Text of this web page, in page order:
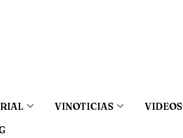
VINOTICIAS VIDEOS